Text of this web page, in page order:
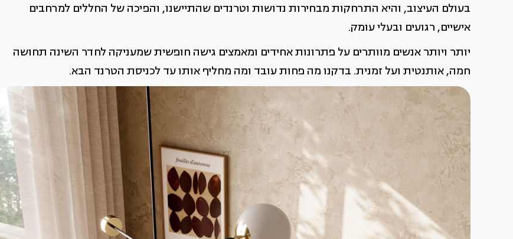
בעולם העיצוב, והיא התרחקות מבחירות נדושות וטרנדים שהתיישנו, והפיכה של החללים למרחבים
אישיים, רגועים ובעלי עומק.
יותר ויותר אנשים מוותרים על פתרונות אחידים ומאמצים גישה חופשית שמעניקה לחדר השינה תחושה
חמה, אותנטית ועל זמנית. בדקנו מה פחות עובד ומה מחליף אותו עד לכניסת הטרנד הבא.